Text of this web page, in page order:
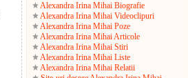
Alexandra Irina Mihai Biografie
Alexandra Irina Mihai Videoclipuri
Alexandra Irina Mihai Poze
Alexandra Irina Mihai Articole
Alexandra Irina Mihai Stiri
Alexandra Irina Mihai Liste
Alexandra Irina Mihai Relatii